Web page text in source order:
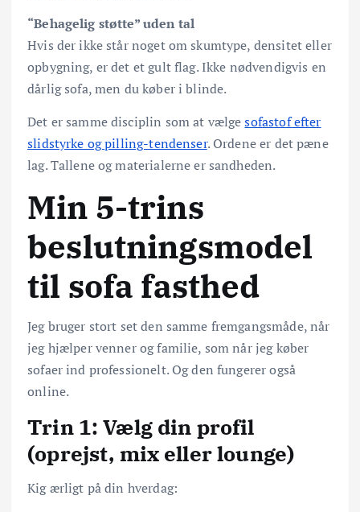
“Behagelig støtte” uden tal
Hvis der ikke står noget om skumtype, densitet eller
opbygning, er det et gult flag. Ikke nødvendigvis en
dårlig sofa, men du køber i blinde.
Det er samme disciplin som at vælgesofastof efter
slidstyrke og pilling-tendenser. Ordene er det pæne
lag. Tallene og materialerne er sandheden.
Min 5-trins
beslutningsmodel
til sofa fasthed
Jeg bruger stort set den samme fremgangsmåde, når
jeg hjælper venner og familie, som når jeg køber
sofaer ind professionelt. Og den fungerer også
online.
Trin 1: Vælg din profil
(oprejst, mix eller lounge)
Kig ærligt på din hverdag: